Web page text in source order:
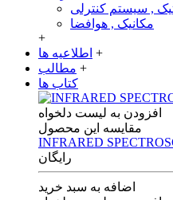
, سیستم کنترلی
مکانیک , هوافضا
+
اطلاعیه ها +
مطالب +
کتاب ها
افزودن به لیست دلخواه
مقایسه این محصول
INFRARED
رایگان
اضافه به سبد خرید